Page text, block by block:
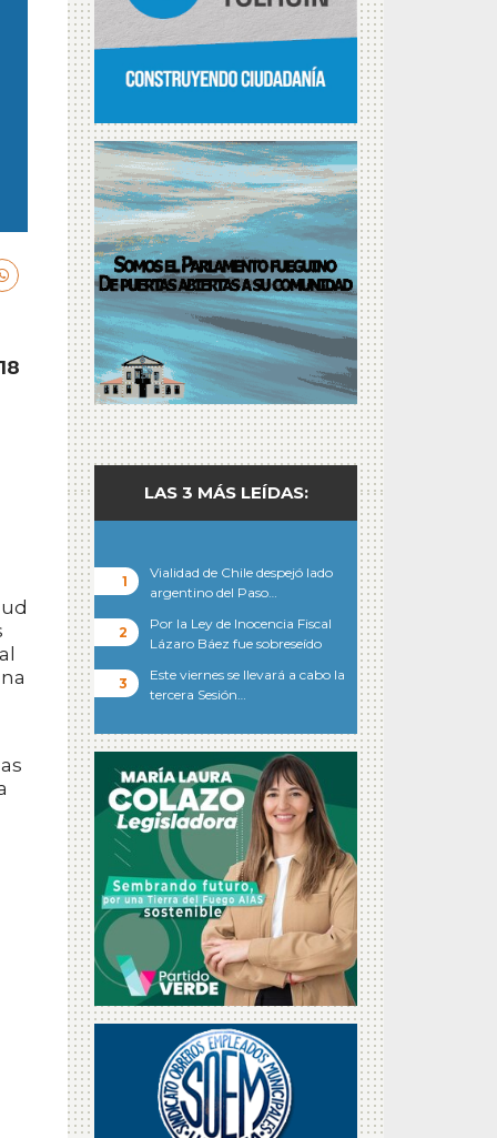
LAS 3 MÁS LEÍDAS:
Vialidad de Chile despejó lado
argentino del Paso…
Por la Ley de Inocencia Fiscal
Lázaro Báez fue sobreseído
Este viernes se llevará a cabo la
tercera Sesión…